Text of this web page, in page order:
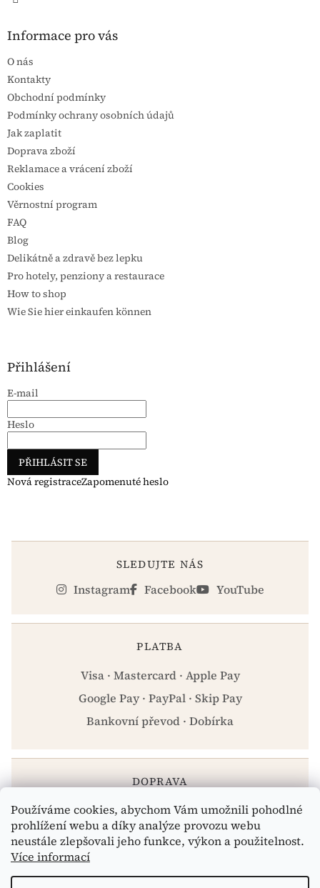
Používáme cookies, abychom Vám umožnili pohodlné
prohlížení webu a díky analýze provozu webu
neustále zlepšovali jeho funkce, výkon a použitelnost.
Více informací
Informace pro vás
O nás
Kontakty
Obchodní podmínky
Podmínky ochrany osobních údajů
Jak zaplatit
Doprava zboží
Reklamace a vrácení zboží
Cookies
Věrnostní program
FAQ
Blog
Delikátně a zdravě bez lepku
Pro hotely, penziony a restaurace
How to shop
Wie Sie hier einkaufen können
Přihlášení
E-mail
Heslo
PŘIHLÁSIT SE
Nová registraceZapomenuté heslo
SLEDUJTE NÁS
Instagram Facebook YouTube
PLATBA
Visa · Mastercard · Apple Pay
Google Pay · PayPal · Skip Pay
Bankovní převod · Dobírka
DOPRAVA
Zásilkovna · PPL · Osobní odběr Praha